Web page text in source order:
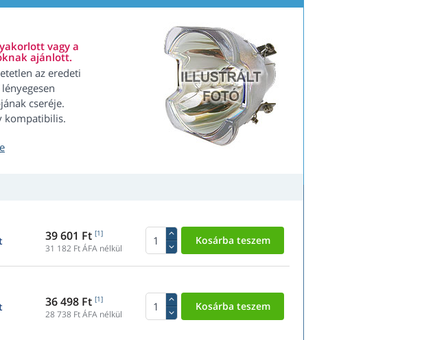
vagy a
ajánlott.
az eredeti
cseréje.
kompatibilis.
39 601 Ft [1]
31 182 Ft ÁFA nélkül
36 498 Ft [1]
28 738 Ft ÁFA nélkül